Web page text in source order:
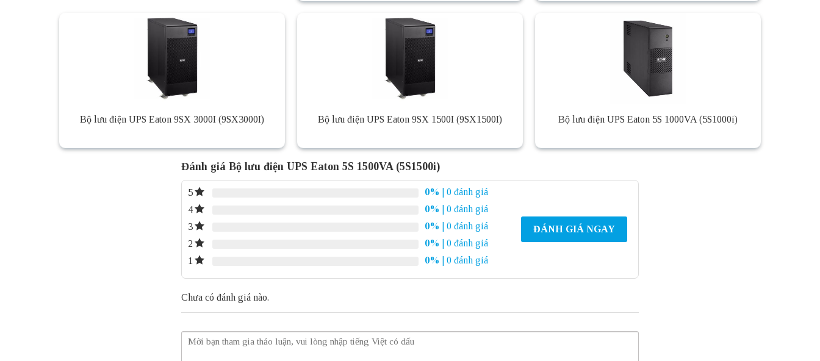
Bộ lưu điện UPS Eaton 9SX 3000I (9SX3000I) Bộ lưu điện UPS Eaton 9SX 1500I (9SX1500I) Bộ lưu điện UPS Eaton 5S 1000VA (5S1000i)
Đánh giá Bộ lưu điện UPS Eaton 5S 1500VA (5S1500i)
5 0%
| 0 đánh giá
4
0%
| 0 đánh giá
3
0%
| 0 đánh giá
2
0%
| 0 đánh giá
1
0% | 0 đánh giá
ĐÁNH GIÁ NGAY
Chưa có đánh giá nào.